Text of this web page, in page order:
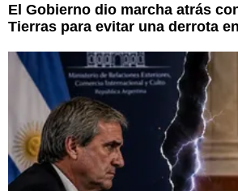
El Gobierno dio marcha atrás
Tierras para evitar una derrota